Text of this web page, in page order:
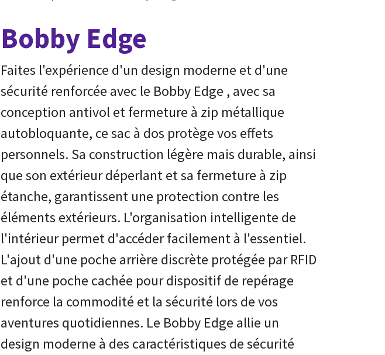
Bobby Edge
Faites l'expérience d'un design moderne et d'une
sécurité renforcée avec le Bobby Edge , avec sa
conception antivol et fermeture à zip métallique
autobloquante, ce sac à dos protège vos effets
personnels. Sa construction légère mais durable, ainsi
que son extérieur déperlant et sa fermeture à zip
étanche, garantissent une protection contre les
éléments extérieurs. L'organisation intelligente de
l'intérieur permet d'accéder facilement à l'essentiel.
L'ajout d'une poche arrière discrète protégée par RFID
et d'une poche cachée pour dispositif de repérage
renforce la commodité et la sécurité lors de vos
aventures quotidiennes. Le Bobby Edge allie un
design moderne à des caractéristiques de sécurité